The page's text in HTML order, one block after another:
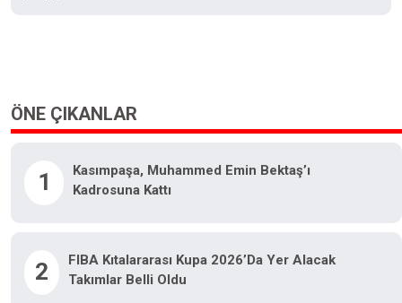
ÖNE ÇIKANLAR
1
Kasımpaşa, Muhammed Emin Bektaş’ı
Kadrosuna Kattı
2
FIBA Kıtalararası Kupa 2026’da Yer Alacak
Takımlar Belli Oldu